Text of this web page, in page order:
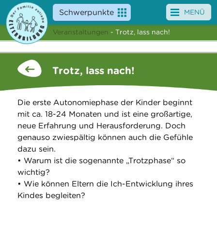
Schwerpunkte
Angebote
Veranstaltungen
Service
Über uns
Suche
MENÜ
Veranstaltungen - Trotz, lass nach!
Trotz, lass nach!
Die erste Autonomiephase der Kinder beginnt
mit ca. 18-24 Monaten und ist eine großartige,
neue Erfahrung und Herausforderung. Doch
genauso zwiespältig können auch die Gefühle
dazu sein.
• Warum ist die sogenannte „Trotzphase“ so
wichtig?
• Wie können Eltern die Ich-Entwicklung ihres
Kindes begleiten?